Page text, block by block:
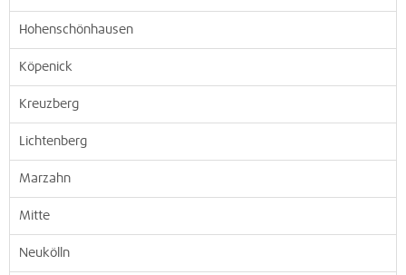
Hohenschönhausen
Köpenick
Kreuzberg
Lichtenberg
Marzahn
Mitte
Neukölln